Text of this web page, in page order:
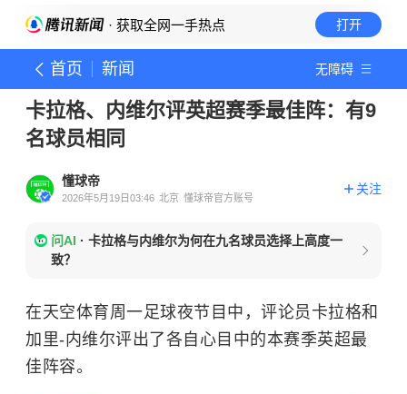
· 获取全网一手热点 打开
首页 新闻 无障碍
卡拉格、内维尔评英超赛季最佳阵：有9
名球员相同
懂球帝
2026年5月19日03:46 北京 懂球帝官方账号
关注
问AI · 卡拉格与内维尔为何在九名球员选择上高度一
致？
在天空体育周一足球夜节目中，评论员卡拉格和
加里-内维尔评出了各自心目中的本赛季英超最
佳阵容。